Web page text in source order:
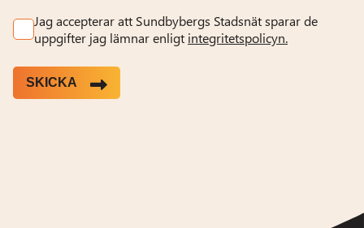
Jag accepterar att Sundbybergs Stadsnät sparar de
uppgifter jag lämnar enligt integritetspolicyn.
SKICKA